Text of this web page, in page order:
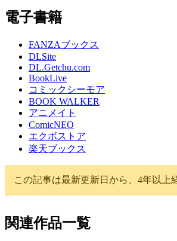
電子書籍
FANZAブックス
DLSite
DL.Getchu.com
BookLive
コミックシーモア
BOOK WALKER
アニメイト
ComicNEO
エクボストア
楽天ブックス
この記事は最新更新日から、4年以上
関連作品一覧